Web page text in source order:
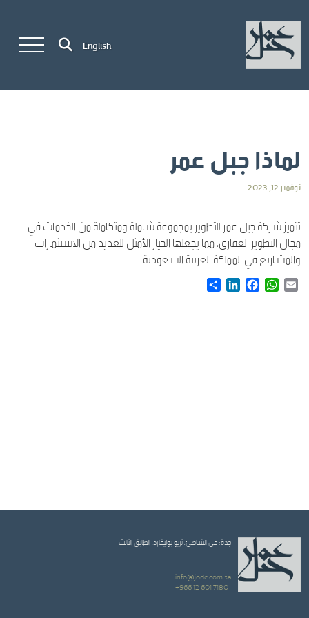
English
لماذا جبل عمر
نوفمبر 12, 2023
تتميز شركة جبل عمر للتطوير بمجموعة شاملة ومتكاملة من الخدمات في
مجال التطوير العقاري، مما يجعلها الخيار الأمثل للعديد من الاستثمارات
والمشاريع في المملكة العربية السعودية.
Email
WhatsApp
Facebook
LinkedIn
جدة: حي الشاطئ، تريو بوليفارد، الطابق الثالث
info@jodc.com.sa
+966 12 601 7180